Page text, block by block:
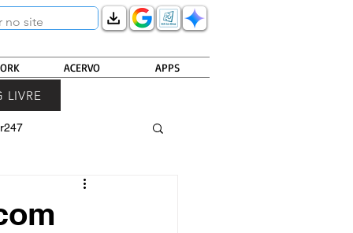
ACERVO APPS
LIVRE